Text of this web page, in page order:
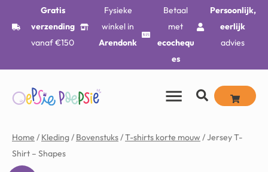
Gratis
verzending
vanaf €150
Fysieke
winkel in
Arendonk
Betaal
met
ecochequ
es
Persoonlijk,
eerlijk
advies
Home / Kleding/ Bovenstuks/T-shirts korte mouw / Jersey T-
Shirt – Shapes